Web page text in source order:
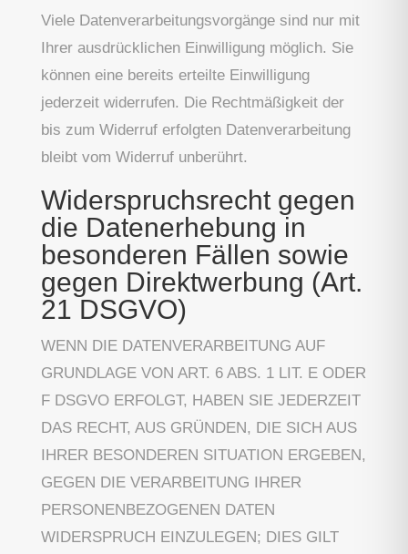
Viele Datenverarbeitungsvorgänge sind nur mit
Ihrer ausdrücklichen Einwilligung möglich. Sie
können eine bereits erteilte Einwilligung
jederzeit widerrufen. Die Rechtmäßigkeit der
bis zum Widerruf erfolgten Datenverarbeitung
bleibt vom Widerruf unberührt.
Widerspruchsrecht gegen
die Datenerhebung in
besonderen Fällen sowie
gegen Direktwerbung (Art.
21 DSGVO)
WENN DIE DATENVERARBEITUNG AUF
GRUNDLAGE VON ART. 6 ABS. 1 LIT. E ODER
F DSGVO ERFOLGT, HABEN SIE JEDERZEIT
DAS RECHT, AUS GRÜNDEN, DIE SICH AUS
IHRER BESONDEREN SITUATION ERGEBEN,
GEGEN DIE VERARBEITUNG IHRER
PERSONENBEZOGENEN DATEN
WIDERSPRUCH EINZULEGEN; DIES GILT